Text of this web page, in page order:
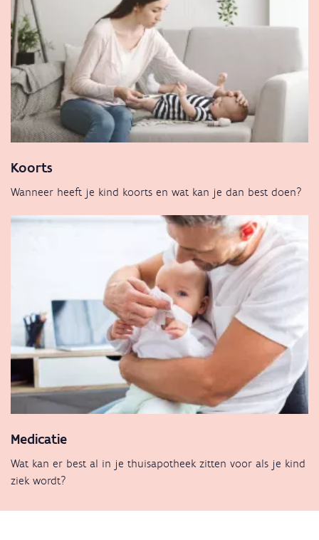
Koorts
Wanneer heeft je kind koorts en wat kan je dan best doen?
Medicatie
Wat kan er best al in je thuisapotheek zitten voor als je kind
ziek wordt?